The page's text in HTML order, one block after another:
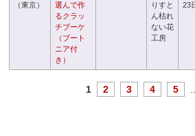
（東京）
選んで作
るクラッ
チブーケ
（ブート
ニア付
き）
りすと
ん枯れ
ない花
工房
23
1 2 3 4 5